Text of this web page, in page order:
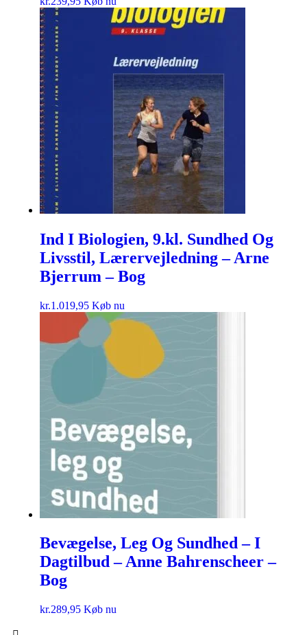
Ind I Biologien, 9.kl. Sundhed Og
Livsstil, Lærervejledning – Arne
Bjerrum – Bog
kr.1.019,95 Køb nu
Bevægelse, Leg Og Sundhed – I
Dagtilbud – Anne Bahrenscheer –
Bog
kr.289,95 Køb nu